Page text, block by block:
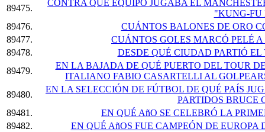
89475.
CONTRA QUÉ EQUIPO JUGABA EL
"KUNG-FU
89476.
CUÁNTOS BALONES DE ORO
89477.
CUÁNTOS GOLES MARCÓ PELÉ
89478.
DESDE QUÉ CIUDAD PARTIÓ
89479.
EN LA BAJADA DE QUÉ PUERTO DEL TOUR
ITALIANO FABIO CASARTELLI AL
89480.
EN LA SELECCIÓN DE FÚTBOL DE QUÉ PAÍS
PARTIDOS BRUCE
89481.
EN QUÉ AñO SE CELEBRÓ LA
89482.
EN QUÉ AñOS FUE CAMPEÓN DE